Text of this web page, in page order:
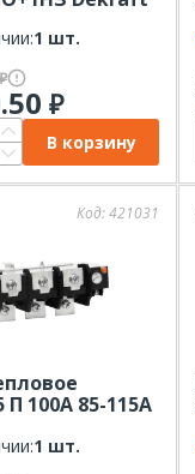
1 шт.
₽
₽
В корзину
Код:421031
П 100А 85-115А
1 шт.